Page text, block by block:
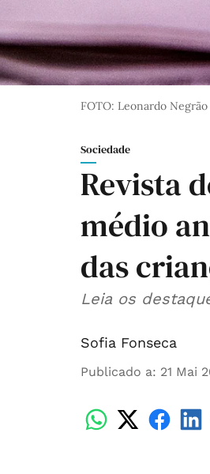
FOTO: Leonardo Negrão
Sociedade
Revista
médio
das
Leia os
Sofia Fonseca
Publicado a: 21 Mai